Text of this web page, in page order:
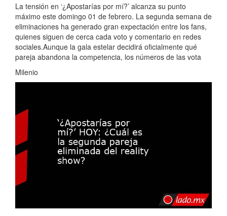
La tensión en ‘¿Apostarías por mí?’ alcanza su punto
máximo este domingo 01 de febrero. La segunda semana de
eliminaciones ha generado gran expectación entre los fans,
quienes siguen de cerca cada voto y comentario en redes
sociales.Aunque la gala estelar decidirá oficialmente qué
pareja abandona la competencia, los números de las vota
Milenio